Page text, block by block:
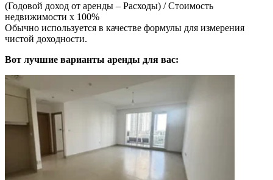
(Годовой доход от аренды – Расходы) / Стоимость
недвижимости x 100%
Обычно используется в качестве формулы для измерения
чистой доходности.
Вот лучшие варианты аренды для вас: